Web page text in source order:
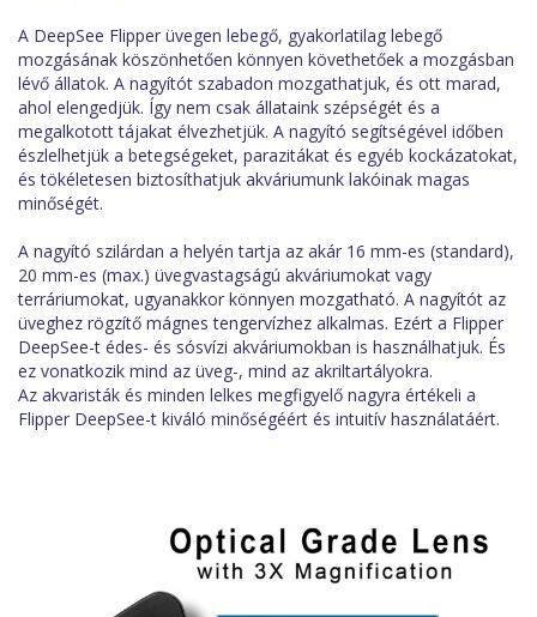
A DeepSee Flipper üvegen lebegő, gyakorlatilag lebegő
mozgásának köszönhetően könnyen követhetőek a mozgásban
lévő állatok. A nagyítót szabadon mozgathatjuk, és ott marad,
ahol elengedjük. Így nem csak állataink szépségét és a
megalkotott tájakat élvezhetjük. A nagyító segítségével időben
észlelhetjük a betegségeket, parazitákat és egyéb kockázatokat,
és tökéletesen biztosíthatjuk akváriumunk lakóinak magas
minőségét.
A nagyító szilárdan a helyén tartja az akár 16 mm-es (standard),
20 mm-es (max.) üvegvastagságú akváriumokat vagy
terráriumokat, ugyanakkor könnyen mozgatható. A nagyítót az
üveghez rögzítő mágnes tengervízhez alkalmas. Ezért a Flipper
DeepSee-t édes- és sósvízi akváriumokban is használhatjuk. És
ez vonatkozik mind az üveg-, mind az akriltartályokra.
Az akvaristák és minden lelkes megfigyelő nagyra értékeli a
Flipper DeepSee-t kiváló minőségéért és intuitív használatáért.